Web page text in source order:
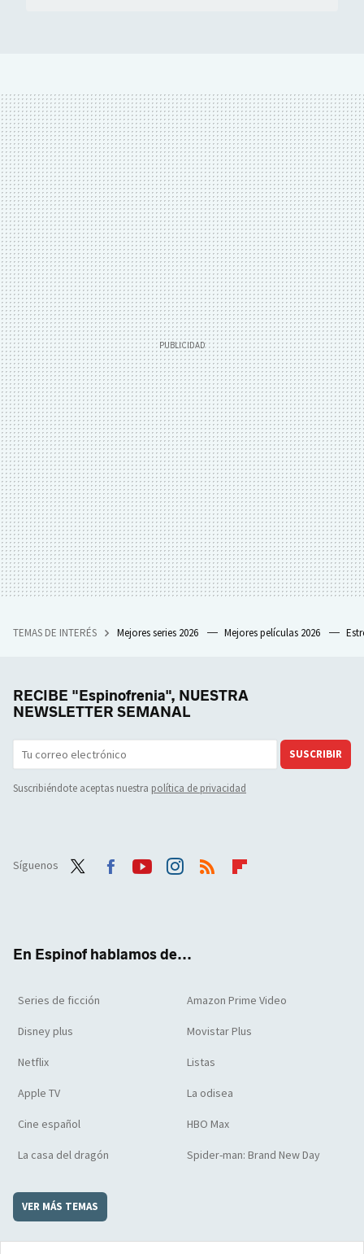
TEMAS DE INTERÉS Mejores series 2026 Mejores películas 2026
RECIBE "Espinofrenia", NUESTRA
NEWSLETTER SEMANAL
SUSCRIBIR
Suscribiéndote aceptas nuestra política de privacidad
Síguenos
En Espinof hablamos de...
Series de ficción Amazon Prime Video
Disney plus Movistar Plus
Netflix Listas
Apple TV La odisea
Cine español HBO Max
La casa del dragón Spider-man: Brand New Day
VER MÁS TEMAS